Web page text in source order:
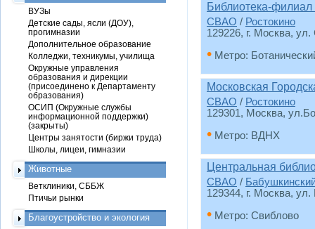
Библиотека-
СВАО / Ростокино
129226, г. Москва,
• Метро:
Московская
СВАО / Ростокино
129301, Москва,
• Метро: ВДНХ
Центральная
СВАО /
129344, г. Москва,
• Метро: Свиблово
ВУЗы
Детские сады, ясли (ДОУ),
прогимназии
Дополнительное образование
Колледжи, техникумы, училища
Окружные управления
образования и дирекции
(присоединено к Департаменту
образования)
ОСИП (Окружные службы
информационной поддержки)
(закрыты)
Центры занятости (биржи труда)
Школы, лицеи, гимназии
Животные
Ветклиники, СББЖ
Птичьи рынки
Благоустройство и экология